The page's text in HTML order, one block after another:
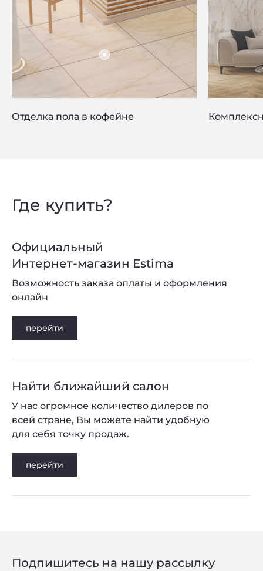
Отделка пола в кофейне
Где купить?
Официальный
Интернет-магазин Estima
перейти
Возможность заказа оплаты и оформления
онлайн
Найти ближайший салон
перейти
У нас огромное количество дилеров по
всей стране, Вы можете найти удобную
для себя точку продаж.
Подпишитесь на нашу рассылку